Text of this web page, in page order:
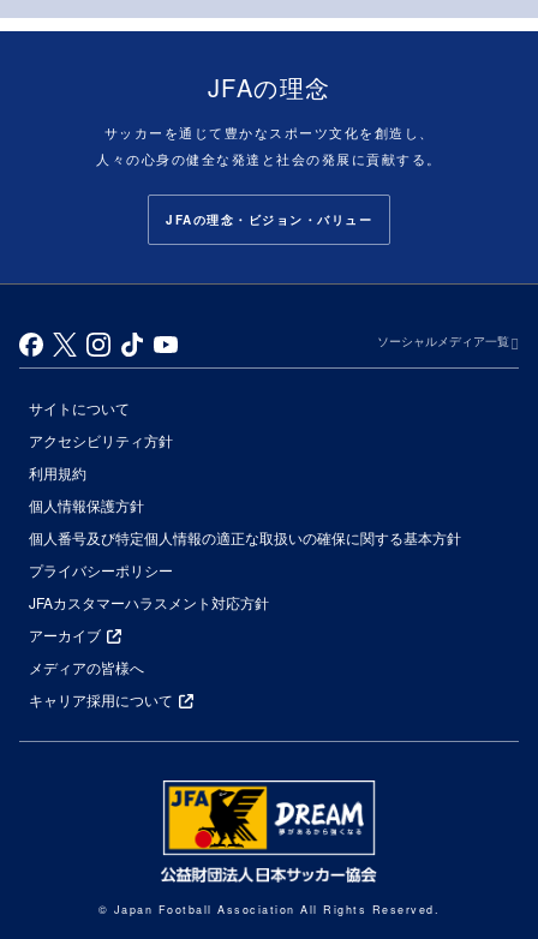
JFAの理念
サッカーを通じて豊かなスポーツ文化を創造し、
人々の心身の健全な発達と社会の発展に貢献する。
JFAの理念・ビジョン・バリュー
ソーシャルメディア一覧
サイトについて
アクセシビリティ方針
利用規約
個人情報保護方針
個人番号及び特定個人情報の適正な取扱いの確保に関する基本方針
プライバシーポリシー
JFAカスタマーハラスメント対応方針
アーカイブ
メディアの皆様へ
キャリア採用について
© Japan Football Association All Rights Reserved.